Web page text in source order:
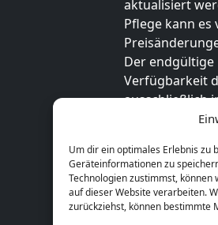
Um dir ein optimales Erlebnis zu
Geräteinformationen zu
Technologien zustimmst,
auf dieser Website verarbeiten.
zurückziehst, können bestimmte
aktualisiert
Pflege kann es
Der endgültige
Verfügbarkeit
ausschließlich
des Anbieters
beim Händler.